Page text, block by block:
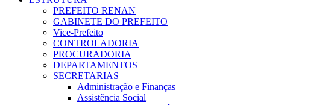
PREFEITO RENAN
GABINETE DO PREFEITO
Vice-Prefeito
CONTROLADORIA
PROCURADORIA
DEPARTAMENTOS
SECRETARIAS
Administração e Finanças
Assistência Social